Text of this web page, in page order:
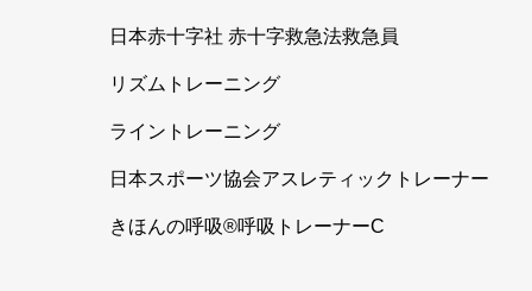
日本赤十字社 赤十字救急法救急員
リズムトレーニング
ライントレーニング
日本スポーツ協会アスレティックトレーナー
きほんの呼吸®️呼吸トレーナーC